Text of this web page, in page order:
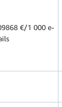
€/1 000 e-